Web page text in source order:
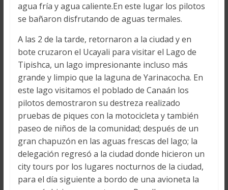
agua fría y agua caliente.En este lugar los pilotos
se bañaron disfrutando de aguas termales.
A las 2 de la tarde, retornaron a la ciudad y en
bote cruzaron el Ucayali para visitar el Lago de
Tipishca, un lago impresionante incluso más
grande y limpio que la laguna de Yarinacocha. En
este lago visitamos el poblado de Canaán los
pilotos demostraron su destreza realizado
pruebas de piques con la motocicleta y también
paseo de niños de la comunidad; después de un
gran chapuzón en las aguas frescas del lago; la
delegación regresó a la ciudad donde hicieron un
city tours por los lugares nocturnos de la ciudad,
para el día siguiente a bordo de una avioneta la